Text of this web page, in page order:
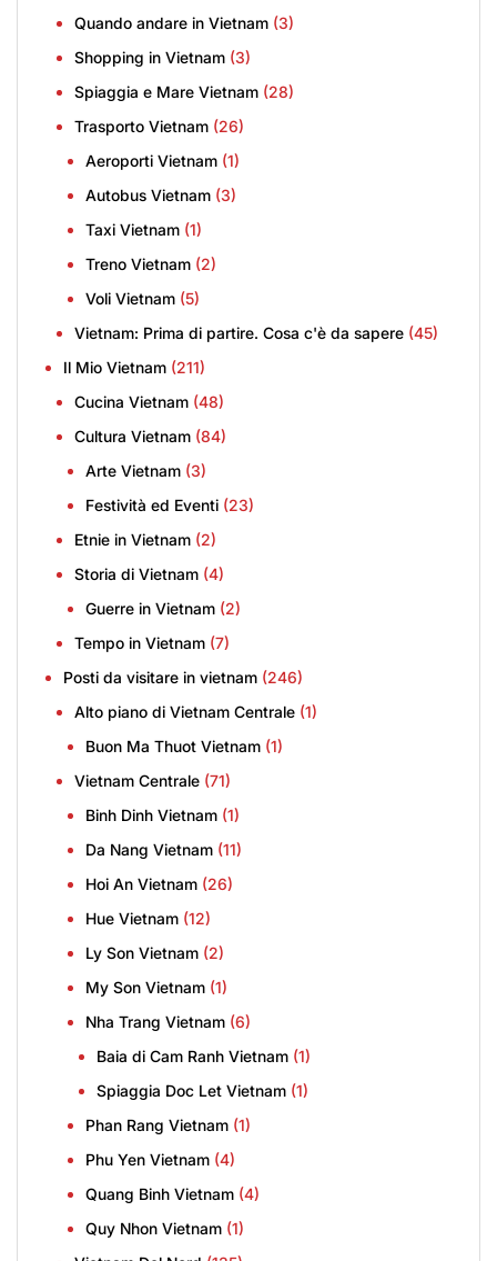
Quando andare in Vietnam (3)
Shopping in Vietnam (3)
Spiaggia e Mare Vietnam (28)
Trasporto Vietnam (26)
Aeroporti Vietnam (1)
Autobus Vietnam (3)
Taxi Vietnam (1)
Treno Vietnam (2)
Voli Vietnam (5)
Vietnam: Prima di partire. Cosa c'è da sapere (45)
Il Mio Vietnam (211)
Cucina Vietnam (48)
Cultura Vietnam (84)
Arte Vietnam (3)
Festività ed Eventi (23)
Etnie in Vietnam (2)
Storia di Vietnam (4)
Guerre in Vietnam (2)
Tempo in Vietnam (7)
Posti da visitare in vietnam (246)
Alto piano di Vietnam Centrale (1)
Buon Ma Thuot Vietnam (1)
Vietnam Centrale (71)
Binh Dinh Vietnam (1)
Da Nang Vietnam (11)
Hoi An Vietnam (26)
Hue Vietnam (12)
Ly Son Vietnam (2)
My Son Vietnam (1)
Nha Trang Vietnam (6)
Baia di Cam Ranh Vietnam (1)
Spiaggia Doc Let Vietnam (1)
Phan Rang Vietnam (1)
Phu Yen Vietnam (4)
Quang Binh Vietnam (4)
Quy Nhon Vietnam (1)